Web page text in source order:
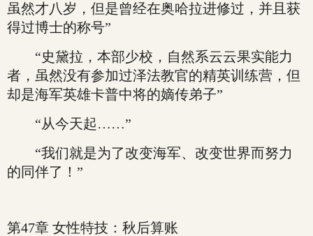
虽然才八岁，但是曾经在奥哈拉进修过，并且获
得过博士的称号”
“史黛拉，本部少校，自然系云云果实能力
者，虽然没有参加过泽法教官的精英训练营，但
却是海军英雄卡普中将的嫡传弟子”
“从今天起……”
“我们就是为了改变海军、改变世界而努力
的同伴了！”
第47章 女性特技：秋后算账